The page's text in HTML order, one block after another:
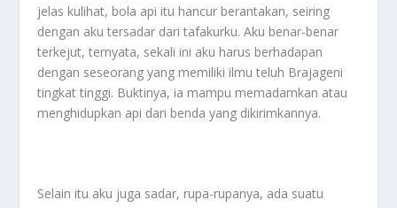
jelas kulihat, bola api itu hancur berantakan, seiring
dengan aku tersadar dari tafakurku. Aku benar-benar
terkejut, ternyata, sekali ini aku harus berhadapan
dengan seseorang yang memiliki ilmu teluh Brajageni
tingkat tinggi. Buktinya, ia mampu memadamkan atau
menghidupkan api dari benda yang dikirimkannya.
Selain itu aku juga sadar, rupa-rupanya, ada suatu